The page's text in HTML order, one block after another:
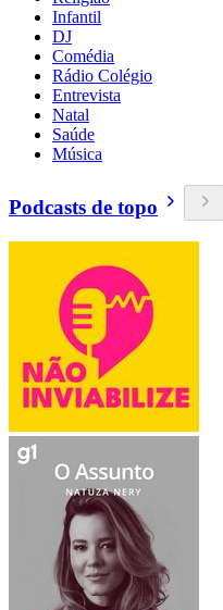
Infantil
DJ
Comédia
Rádio Colégio
Entrevista
Natal
Saúde
Música
Podcasts de topo